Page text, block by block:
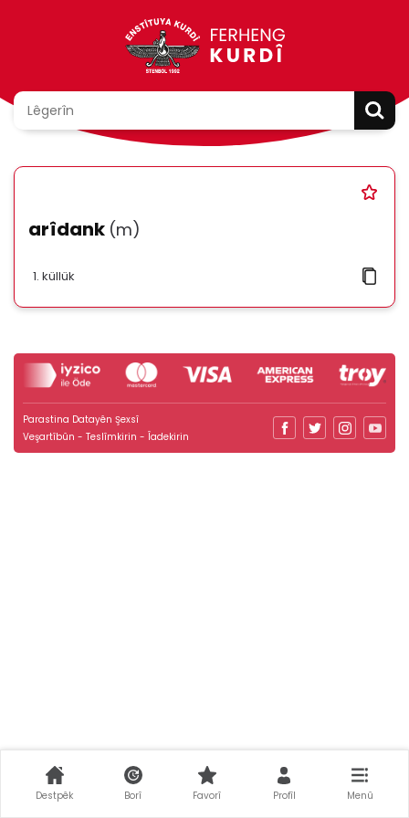
arîdank (m)
küllük
Parastina Datayên Şexsî
Veşartîbûn - Teslîmkirin - Îadekirin
Destpêk Borî Favorî Profîl Menû